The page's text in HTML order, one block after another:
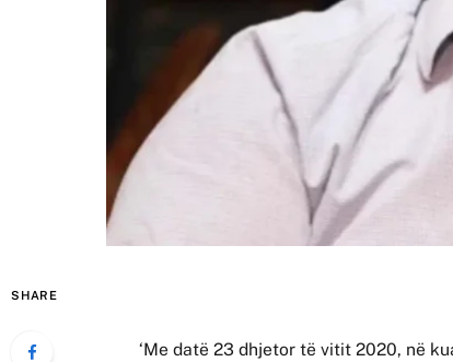
SHARE
‘Me datë 23 dhjetor të vitit 2020, në